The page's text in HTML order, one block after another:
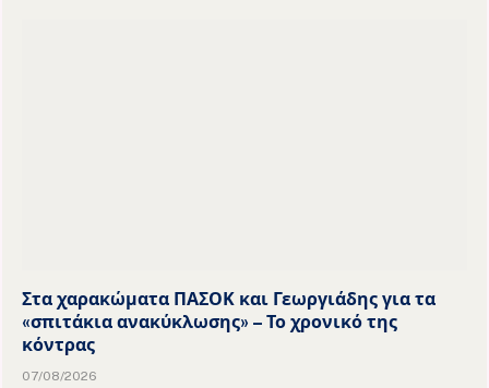
Στα χαρακώματα ΠΑΣΟΚ και Γεωργιάδης για τα
«σπιτάκια ανακύκλωσης» – Το χρονικό της
κόντρας
07/08/2026